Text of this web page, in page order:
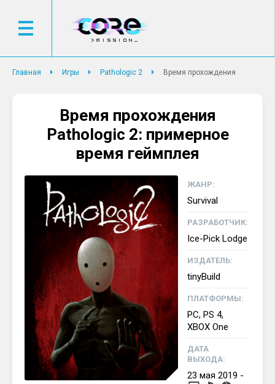
Главная Игры Pathologic 2 Время прохождения
Время прохождения
Pathologic 2: примерное
время геймплея
ЖАНР:
Survival
РАЗРАБОТЧИК:
Ice-Pick Lodge
ИЗДАТЕЛЬ:
tinyBuild
ПЛАТФОРМЫ:
PC, PS 4,
XBOX One
ДАТА
ВЫХОДА:
23 мая 2019 -